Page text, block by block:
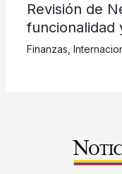
Revisión de
funcionalidad
Finanzas